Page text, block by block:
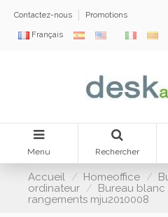
Contactez-nous Promotions
Français
Menu Rechercher
Accueil Homeoffice
ordinateur
Bureau blanc
rangements mju2010008